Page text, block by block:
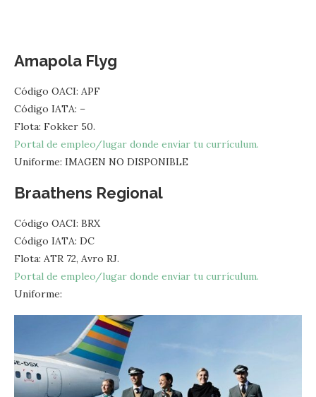
Amapola Flyg
Código OACI: APF
Código IATA: –
Flota: Fokker 50.
Portal de empleo/lugar donde enviar tu currículum.
Uniforme: IMAGEN NO DISPONIBLE
Braathens Regional
Código OACI: BRX
Código IATA: DC
Flota: ATR 72, Avro RJ.
Portal de empleo/lugar donde enviar tu currículum.
Uniforme: